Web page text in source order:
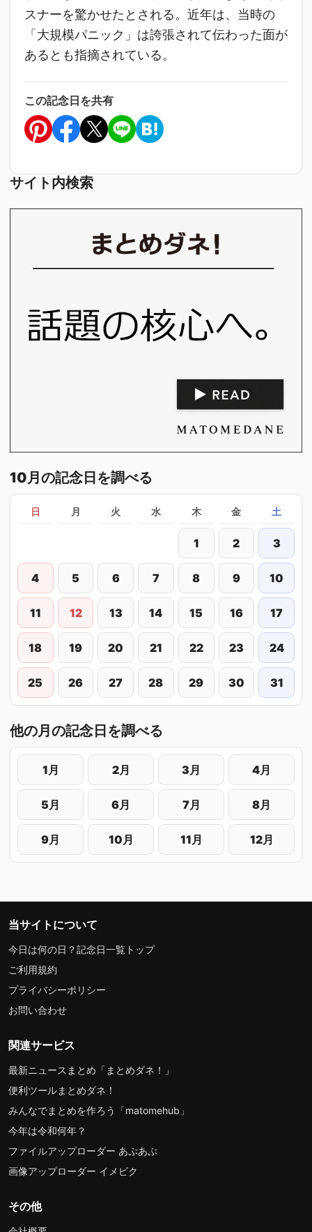
スナーを驚かせたとされる。近年は、当時の
「大規模パニック」は誇張されて伝わった面が
あるとも指摘されている。
この記念日を共有
サイト内検索
10月の記念日を調べる
日 月 火 水 木 金 土
1 2 3
4 5 6 7 8 9 10
11 12 13 14 15 16 17
18 19 20 21 22 23 24
25 26 27 28 29 30 31
他の月の記念日を調べる
1月 2月 3月 4月
5月 6月 7月 8月
9月 10月 11月 12月
当サイトについて
今日は何の日？記念日一覧トップ
ご利用規約
プライバシーポリシー
お問い合わせ
関連サービス
最新ニュースまとめ「まとめダネ！」
便利ツールまとめダネ！
みんなでまとめを作ろう「matomehub」
今年は令和何年？
ファイルアップローダー あぷあぷ
画像アップローダー イメピク
その他